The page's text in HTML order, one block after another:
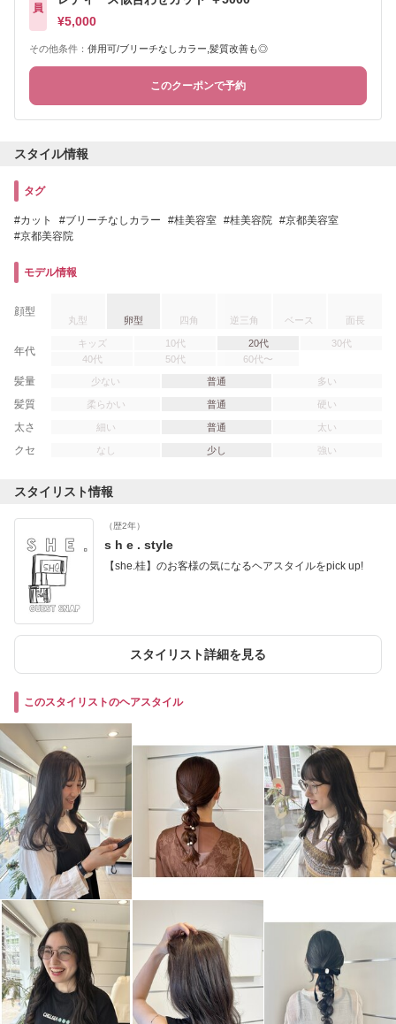
員
¥5,000
その他条件： 併用可/ブリーチなしカラー,髪質改善も◎
このクーポンで予約
スタイル情報
タグ
カット ブリーチなしカラー 桂美容室 桂美容院
京都美容室
京都美容院
モデル情報
顔型
丸型 卵型 四角 逆三角 ベース 面長
年代
キッズ 10代 20代
30代
40代
50代 60代〜
髪量 少ない 普通 多い
髪質 柔らかい 普通 硬い
太さ 細い 普通 太い
クセ なし 少し 強い
スタイリスト情報
（歴2年）
s h e . style
【she.桂】のお客様の気になるヘアスタイルをpick up!
スタイリスト詳細を見る
このスタイリストのヘアスタイル